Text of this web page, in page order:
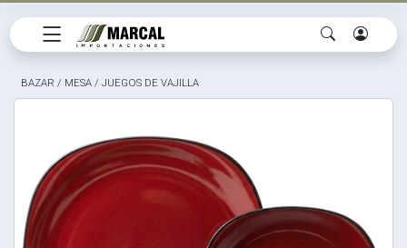
BAZAR / MESA /JUEGOS DE VAJILLA